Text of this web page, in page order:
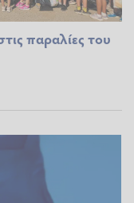
παραλίες του